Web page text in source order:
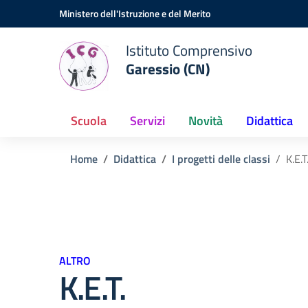
Vai ai contenuti
Vai al menu di navigazioneMinistero dell'Istruzione e del Merito
Istituto Comprensivo
Garessio (CN)
Scuola Servizi Novità Didattica
Home Didattica I progetti delle classi K.E.T.
ALTRO
K.E.T.